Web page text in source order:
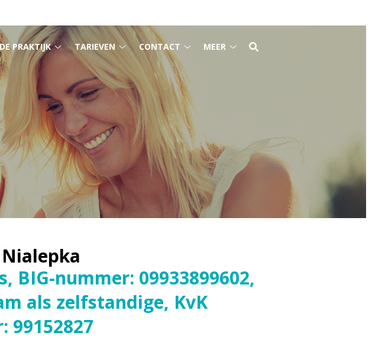
DE PRAKTIJK
praktijk
submenu
TARIEVEN
Tarieven
submenu
CONTACT
submenu
MEER
BIG-nummer: 09933899602,
als zelfstandige, KvK
99152827